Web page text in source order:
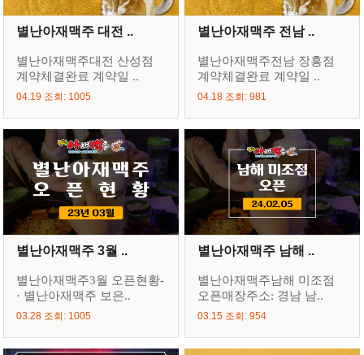
별난아재맥주 대전 ..
별난아재맥주대전 산성점
계약체결완료 계약일 ..
04.19 조회: 1005
별난아재맥주 전남 ..
별난아재맥주전남 장흥점
계약체결완료 계약일 ..
04.18 조회: 981
별난아재맥주 3월 ..
별난아재맥주3월 오픈현황-
· 별난아재맥주 보은..
03.28 조회: 1005
별난아재맥주 남해 ..
별난아재맥주남해 미조점
오픈매장주소: 경남 남..
03.15 조회: 954